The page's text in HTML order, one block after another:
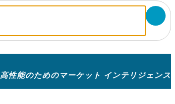
高性能のためのマーケット インテリジェンス